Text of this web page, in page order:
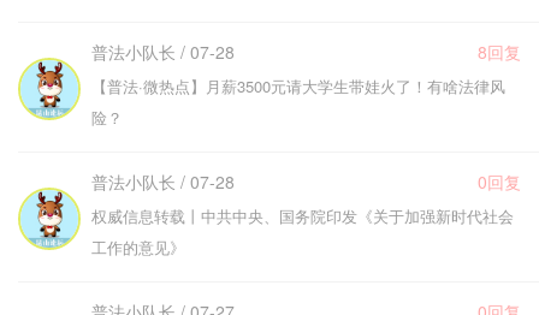
普法小队长 / 07-28 8回复
【普法·微热点】月薪3500元请大学生带娃火了！有啥法律风
险？
普法小队长 / 07-28 0回复
权威信息转载丨中共中央、国务院印发《关于加强新时代社会
工作的意见》